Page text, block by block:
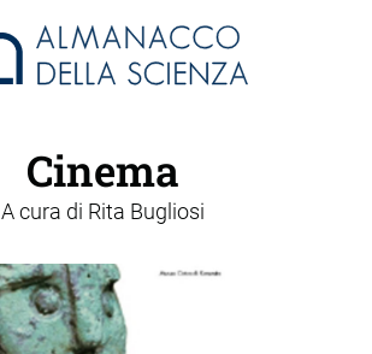
Cinema
A cura di Rita Bugliosi